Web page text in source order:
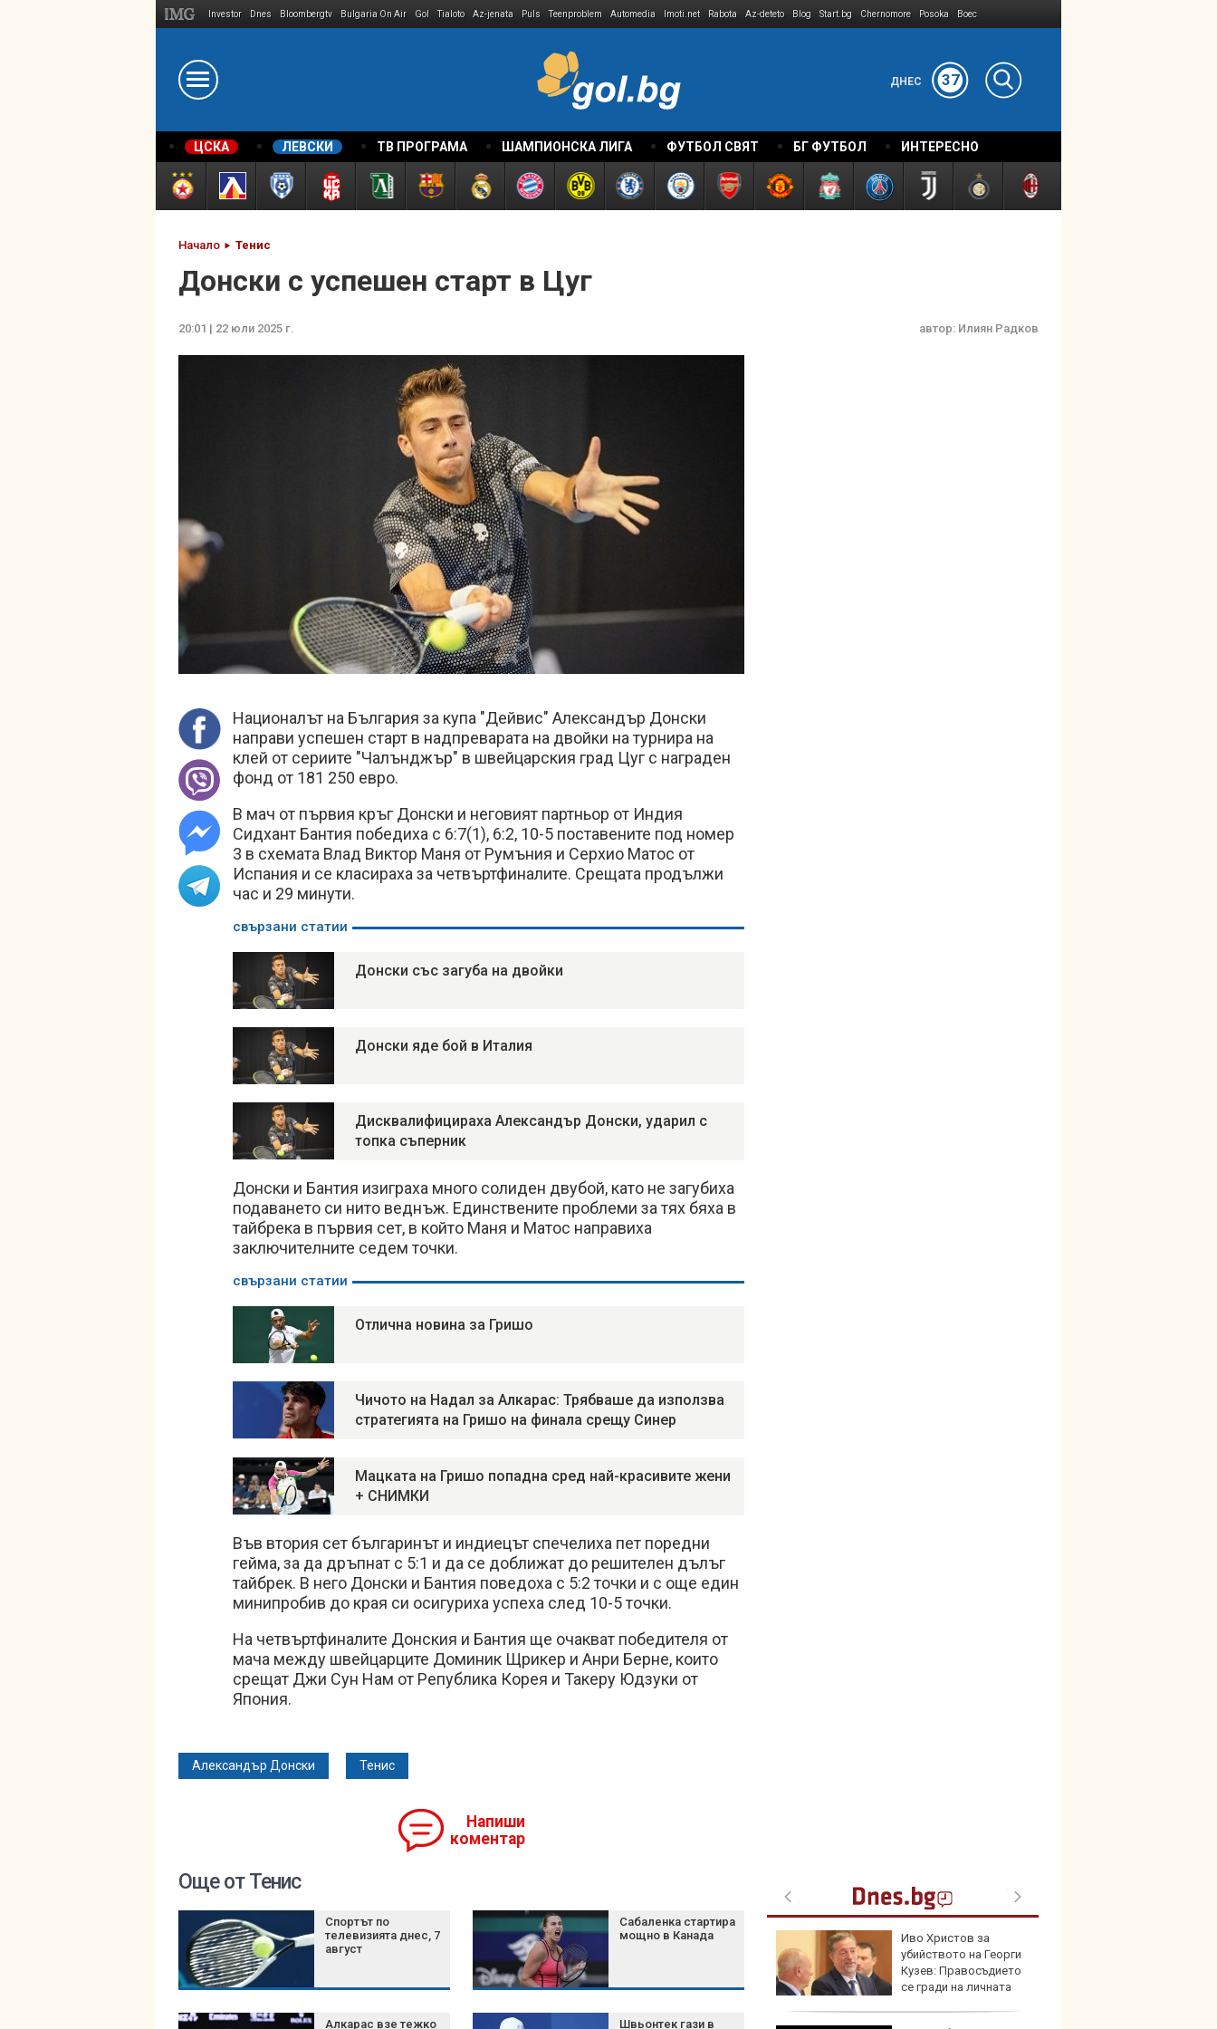
Investor Dnes Bloombergtv Bulgaria On Air Gol Tialoto Az-jenata Puls Teenproblem Automedia Imoti.net Rabota Az-deteto Blog Start.bg Chernomore Posoka Boec
ДНЕС 37
ЦСКА ЛЕВСКИ ТВ ПРОГРАМА ШАМПИОНСКА ЛИГА ФУТБОЛ СВЯТ БГ ФУТБОЛ ИНТЕРЕСНО
Начало Тенис
Донски с успешен старт в Цуг
20:01 | 22 юли 2025 г. автор: Илиян Радков
Националът на България за купа "Дейвис" Александър Донски
направи успешен старт в надпреварата на двойки на турнира на
клей от сериите "Чалънджър" в швейцарския град Цуг с награден
фонд от 181 250 евро.
В мач от първия кръг Донски и неговият партньор от Индия
Сидхант Бантия победиха с 6:7(1), 6:2, 10-5 поставените под номер
3 в схемата Влад Виктор Маня от Румъния и Серхио Матос от
Испания и се класираха за четвъртфиналите. Срещата продължи
час и 29 минути.
свързани статии
Донски със загуба на двойки
Донски яде бой в Италия
Дисквалифицираха Александър Донски, ударил с
топка съперник
Донски и Бантия изиграха много солиден двубой, като не загубиха
подаването си нито веднъж. Единствените проблеми за тях бяха в
тайбрека в първия сет, в който Маня и Матос направиха
заключителните седем точки.
свързани статии
Отлична новина за Гришо
Чичото на Надал за Алкарас: Трябваше да използва
стратегията на Гришо на финала срещу Синер
Мацката на Гришо попадна сред най-красивите жени
+ СНИМКИ
Във втория сет българинът и индиецът спечелиха пет поредни
гейма, за да дръпнат с 5:1 и да се доближат до решителен дълъг
тайбрек. В него Донски и Бантия поведоха с 5:2 точки и с още един
минипробив до края си осигуриха успеха след 10-5 точки.
На четвъртфиналите Донския и Бантия ще очакват победителя от
мача между швейцарците Доминик Щрикер и Анри Берне, които
срещат Джи Сун Нам от Република Корея и Такеру Юдзуки от
Япония.
Александър Донски Тенис
Напиши
коментар
Още от Тенис
Спортът по
телевизията днес, 7
август
Сабаленка стартира
мощно в Канада
Алкарас взе тежко
Швьонтек гази в
Зеленски:
доставки на ракети
Иво Христов за
убийството на Георги
Кузев: Правосъдието
се гради на личната